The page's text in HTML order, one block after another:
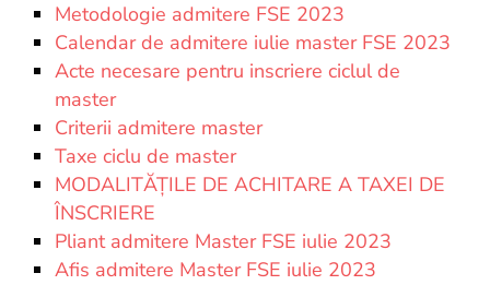
Metodologie admitere FSE 2023
Calendar de admitere iulie master FSE 2023
Acte necesare pentru inscriere ciclul de
master
Criterii admitere master
Taxe ciclu de master
MODALITĂȚILE DE ACHITARE A TAXEI DE
ÎNSCRIERE
Pliant admitere Master FSE iulie 2023
Afis admitere Master FSE iulie 2023